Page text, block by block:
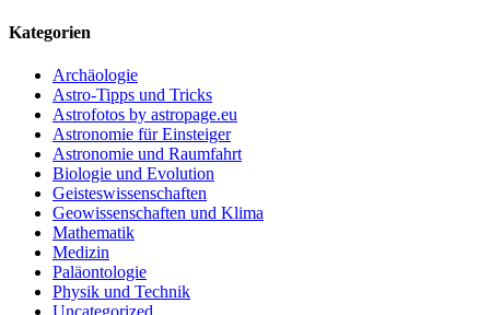
Kategorien
Archäologie
Astro-Tipps und Tricks
Astrofotos by astropage.eu
Astronomie für Einsteiger
Astronomie und Raumfahrt
Biologie und Evolution
Geisteswissenschaften
Geowissenschaften und Klima
Mathematik
Medizin
Paläontologie
Physik und Technik
Uncategorized